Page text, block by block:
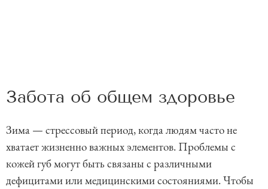
Забота об общем здоровье
Зима — стрессовый период, когда людям часто не
хватает жизненно важных элементов. Проблемы с
кожей губ могут быть связаны с различными
дефицитами или медицинскими состояниями. Чтобы